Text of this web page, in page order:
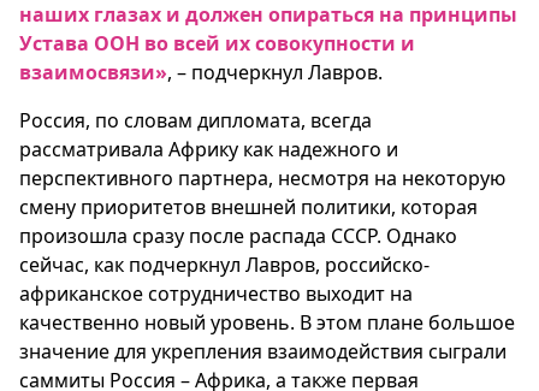
наших глазах и должен опираться на принципы
Устава ООН во всей их совокупности и
взаимосвязи», – подчеркнул Лавров.
Россия, по словам дипломата, всегда
рассматривала Африку как надежного и
перспективного партнера, несмотря на некоторую
смену приоритетов внешней политики, которая
произошла сразу после распада СССР. Однако
сейчас, как подчеркнул Лавров, российско-
африканское сотрудничество выходит на
качественно новый уровень. В этом плане большое
значение для укрепления взаимодействия сыграли
саммиты Россия – Африка, а также первая